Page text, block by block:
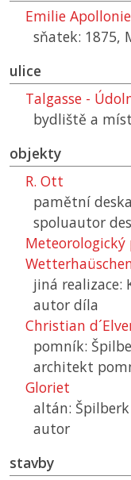
Emilie
sňatek: 1875,
ulice
Talgasse -
bydliště a
objekty
R. Ott
pamětní
spoluautor
Meteorologický
jiná realizace:
autor díla
Christian
pomník:
architekt
Gloriet
altán:
autor
stavby